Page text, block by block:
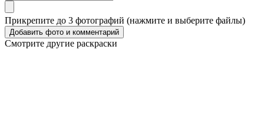
Прикрепите до 3 фотографий (нажмите и выберите файлы)
Смотрите другие раскраски